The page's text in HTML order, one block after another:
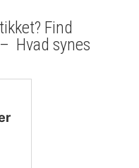
Find
Hvad synes